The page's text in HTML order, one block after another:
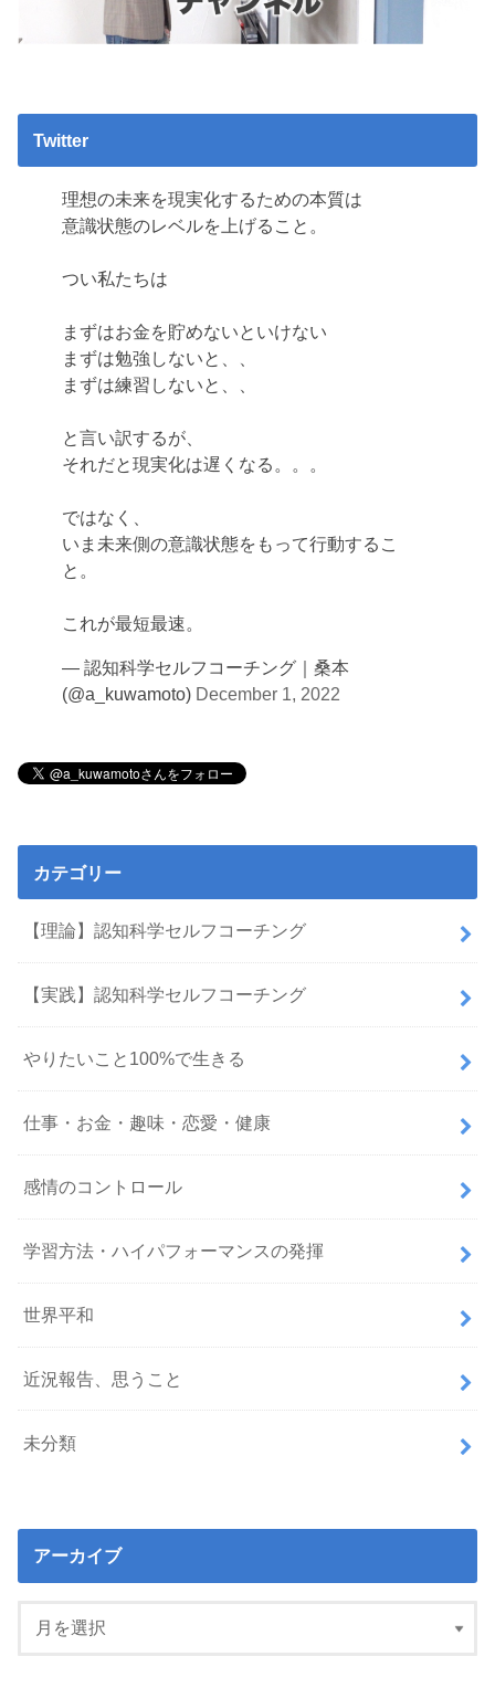
Twitter
理想の未来を現実化するための本質は
意識状態のレベルを上げること。
つい私たちは
まずはお金を貯めないといけない
まずは勉強しないと、、
まずは練習しないと、、
と言い訳するが、
それだと現実化は遅くなる。。。
ではなく、
いま未来側の意識状態をもって行動するこ
と。
これが最短最速。
— 認知科学セルフコーチング｜桑本
(@a_kuwamoto) December 1, 2022
カテゴリー
【理論】認知科学セルフコーチング
【実践】認知科学セルフコーチング
やりたいこと100%で生きる
仕事・お金・趣味・恋愛・健康
感情のコントロール
学習方法・ハイパフォーマンスの発揮
世界平和
近況報告、思うこと
未分類
アーカイブ